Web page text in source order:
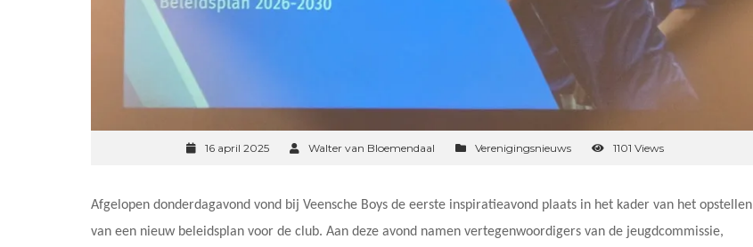
16 april 2025 Walter van Bloemendaal Verenigingsnieuws 1101 Views
Afgelopen donderdagavond vond bij Veensche Boys de eerste inspiratieavond plaats in het kader van het opstellen
van een nieuw beleidsplan voor de club. Aan deze avond namen vertegenwoordigers van de jeugdcommissie,